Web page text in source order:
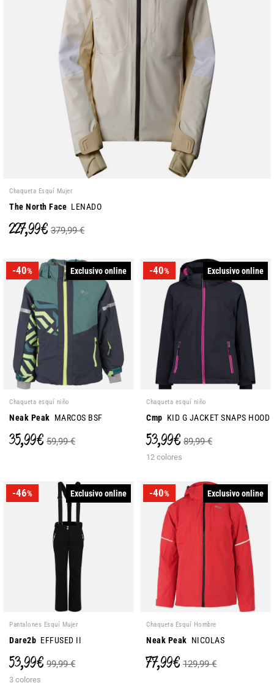
Chaqueta Esquí Mujer
The North Face LENADO
227,99 € 379,99 €
-40% Exclusivo online
Chaqueta esquí niño
Neak Peak MARCOS BSF
35,99 € 59,99 €
-40% Exclusivo online
Chaqueta esquí niño
Cmp KID G JACKET SNAPS HOOD
53,99 € 89,99 €
12 colores
-46% Exclusivo online
Pantalones Esquí Mujer
Dare2b EFFUSED II
53,99 € 99,99 €
3 colores
-40% Exclusivo online
Chaqueta Esquí Hombre
Neak Peak NICOLAS
77,99 € 129,99 €